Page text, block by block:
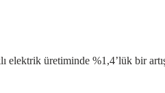
elektrik üretiminde %1,4’lük bir